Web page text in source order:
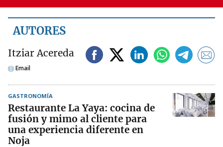
AUTORES
Itziar Acereda
Email
GASTRONOMÍA
Restaurante La Yaya: cocina de
fusión y mimo al cliente para
una experiencia diferente en
Noja